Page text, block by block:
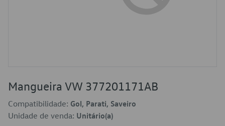
Mangueira VW 377201171AB
Compatibilidade: Gol, Parati, Saveiro
Unidade de venda: Unitário(a)